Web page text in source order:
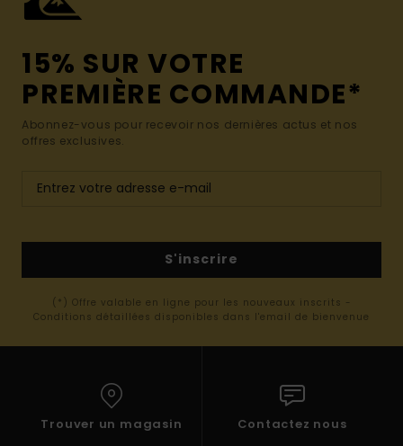
15% SUR VOTRE
PREMIÈRE COMMANDE*
Abonnez-vous pour recevoir nos dernières actus et nos
offres exclusives.
S'inscrire
(*) Offre valable en ligne pour les nouveaux inscrits -
Conditions détaillées disponibles dans l'email de bienvenue
Trouver un magasin Contactez nous